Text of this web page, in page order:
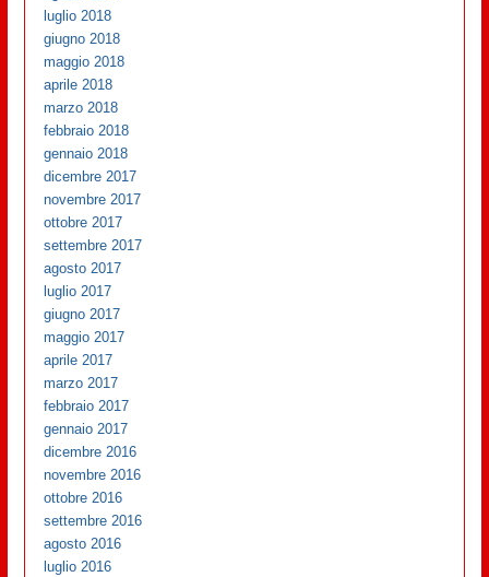
luglio 2018
giugno 2018
maggio 2018
aprile 2018
marzo 2018
febbraio 2018
gennaio 2018
dicembre 2017
novembre 2017
ottobre 2017
settembre 2017
agosto 2017
luglio 2017
giugno 2017
maggio 2017
aprile 2017
marzo 2017
febbraio 2017
gennaio 2017
dicembre 2016
novembre 2016
ottobre 2016
settembre 2016
agosto 2016
luglio 2016